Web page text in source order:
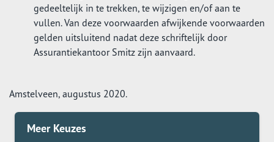
gedeeltelijk in te trekken, te wijzigen en/of aan te
vullen. Van deze voorwaarden afwijkende voorwaarden
gelden uitsluitend nadat deze schriftelijk door
Assurantiekantoor Smitz zijn aanvaard.
Amstelveen, augustus 2020.
Meer Keuzes